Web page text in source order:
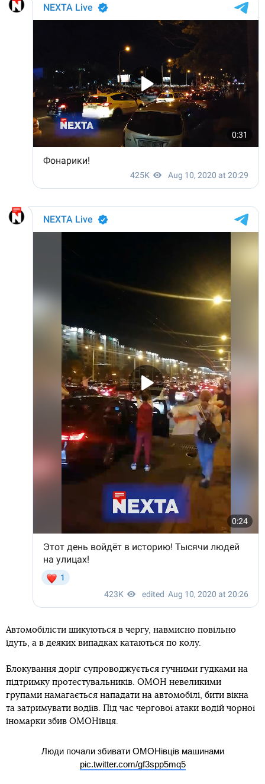
Автомобілісти шикуються в чергу, навмисно повільно
їдуть, а в деяких випадках катаються по колу.
Блокування доріг супроводжується гучними гудками на
підтримку протестувальників. ОМОН невеликими
групами намагається нападати на автомобілі, бити вікна
та затримувати водіїв. Під час чергової атаки водій чорної
іномарки збив ОМОНівця.
Люди почали збивати ОМОНівців машинами
pic.twitter.com/gf3spp5mq5